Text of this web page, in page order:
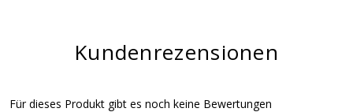
Kundenrezensionen
Für dieses Produkt gibt es noch keine Bewertungen